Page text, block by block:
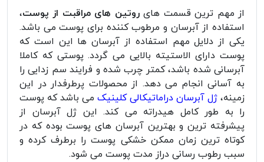
از مهم ترین قسمت هایروتین های مراقبت از پوست،
استفاده از آبرسان و مرطوب کننده برای پوست می باشد.
یکی از دلایل مهم استفاده از آبرسان ها این است که
پوست دارای الاستیته بالایی می گردد. پوستی که کاملا
آبرسانی شده باشد، کمتر چرب شده و فرایند سم زدایی را
به آسانی انجام می دهد. از محصولات پرطرفدار در این
زمینه، ژل آبرسان دراماتیکالی کلینیک می باشد که پوست
را به طور کامل هیدراته می کند. این ژل آبرسان از
پیشرفته ترین و بهترین آبرسان های پوست بوده که در
کوتاه ترین زمان ممکن خشکی پوست را برطرف کرده و
سبب رطوب رسانی دراز مدت پوست می شود.